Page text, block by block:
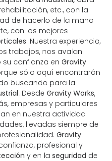
etc., con la
de hacerlo de la mano
con los mejores
. Nuestra experiencia,
trabajos, nos avalan.
su confianza enGravity
sólo aquí encontrarán
buscando para la
. DesdeGravity Works,
empresas y particulares
en nuestra actividad
llevadas siempre de
Gravity
profesional y
y en la seguridad de